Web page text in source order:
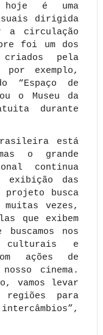
é uma
dirigida
a circulação
foi um dos
pela
por exemplo,
“Espaço de
o Museu da
durante
está
o grande
continua
das
projeto busca
vezes,
que exibem
nos
culturais e
ações de
cinema.
vamos levar
regiões para